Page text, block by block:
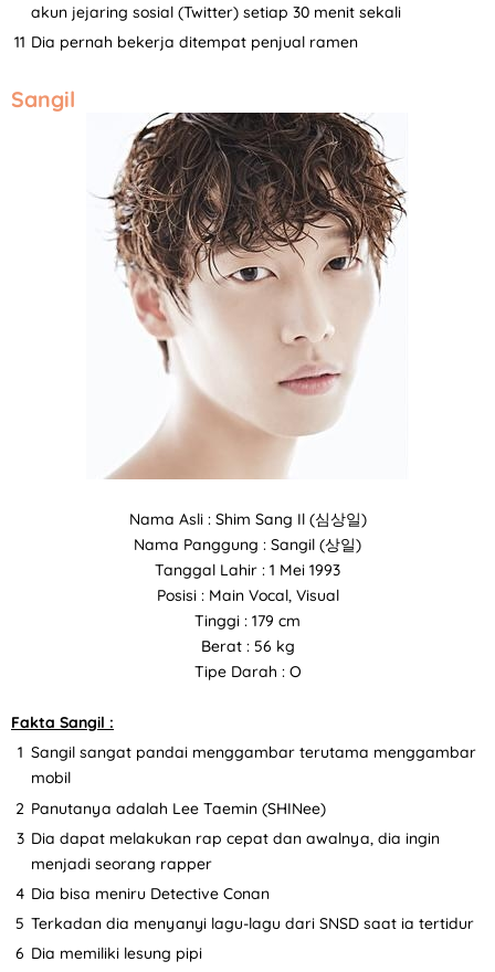
akun jejaring sosial (Twitter) setiap 30 menit sekali
Dia pernah bekerja ditempat penjual ramen
Sangil
Nama Asli : Shim Sang Il (심상일)
Nama Panggung : Sangil (상일)
Tanggal Lahir : 1 Mei 1993
Posisi : Main Vocal, Visual
Tinggi : 179 cm
Berat : 56 kg
Tipe Darah : O
Fakta Sangil :
Sangil sangat pandai menggambar terutama menggambar
mobil
Panutanya adalah Lee Taemin (SHINee)
Dia dapat melakukan rap cepat dan awalnya, dia ingin
menjadi seorang rapper
Dia bisa meniru Detective Conan
Terkadan dia menyanyi lagu-lagu dari SNSD saat ia tertidur
Dia memiliki lesung pipi